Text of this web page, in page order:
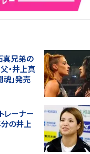
真兄弟の
・井上真
」発売
レーナー
の井上